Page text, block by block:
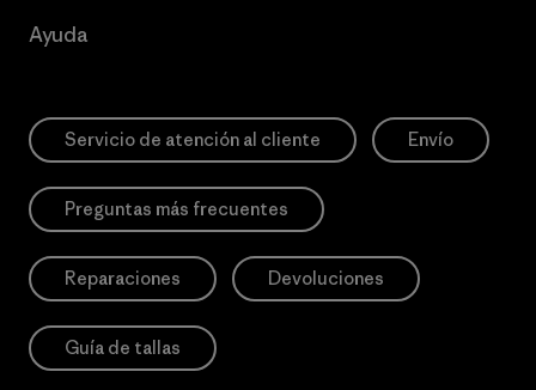
Ayuda
Servicio de atención al cliente Envío
Preguntas más frecuentes
Reparaciones Devoluciones
Guía de tallas